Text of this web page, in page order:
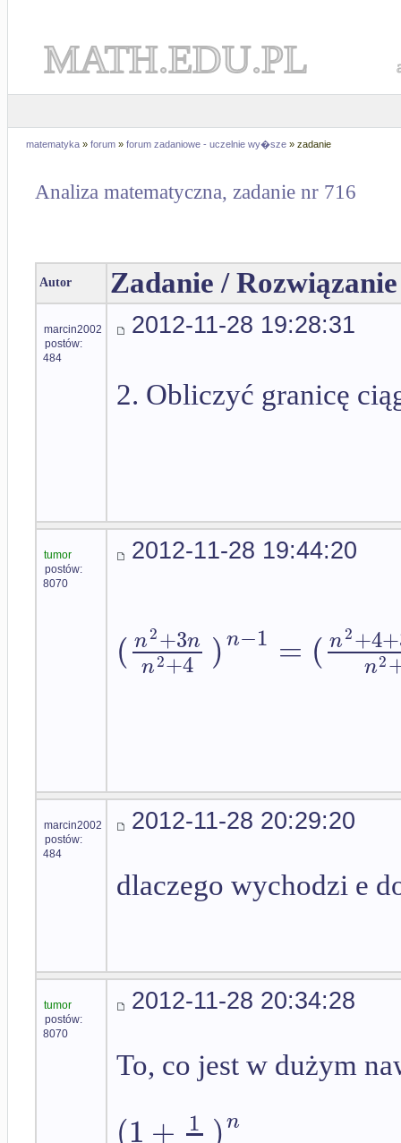
MATH.EDU.PL
matematyka » forum » forum zadaniowe - uczelnie wy�sze » zadanie
Analiza matematyczna, zadanie nr 716
Autor Zadanie / Rozwiązanie
marcin2002
postów:
484
2012-11-28 19:28:31
2. Obliczyć granicę
tumor
postów:
8070
2012-11-28 19:44:20
( n2+3n
n2+4 )n−1 = ( n2+4+
n2
marcin2002
postów:
484
2012-11-28 20:29:20
dlaczego wychodzi e
tumor
postów:
8070
2012-11-28 20:34:28
To, co jest w dużym
(1 + 1 )n